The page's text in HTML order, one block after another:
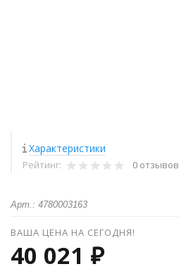
Характеристики
Рейтинг: 0 отзывов
Арт.: 4780003163
ВАША ЦЕНА НА СЕГОДНЯ!
40 021 ₽